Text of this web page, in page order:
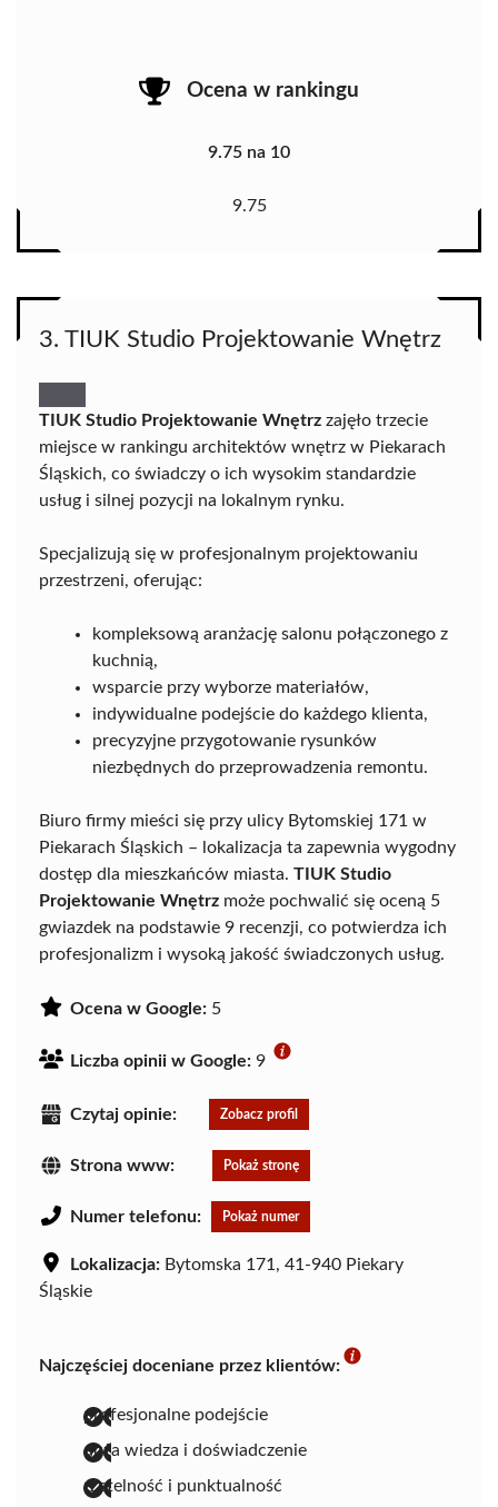
Ocena w rankingu
9.75 na 10
9.75
3. TIUK Studio Projektowanie Wnętrz
TIUK Studio Projektowanie Wnętrz zajęło trzecie
miejsce w rankingu architektów wnętrz w Piekarach
Śląskich, co świadczy o ich wysokim standardzie
usług i silnej pozycji na lokalnym rynku.
Specjalizują się w profesjonalnym projektowaniu
przestrzeni, oferując:
kompleksową aranżację salonu połączonego z
kuchnią,
wsparcie przy wyborze materiałów,
indywidualne podejście do każdego klienta,
precyzyjne przygotowanie rysunków
niezbędnych do przeprowadzenia remontu.
Biuro firmy mieści się przy ulicy Bytomskiej 171 w
Piekarach Śląskich – lokalizacja ta zapewnia wygodny
dostęp dla mieszkańców miasta. TIUK Studio
Projektowanie Wnętrz może pochwalić się oceną 5
gwiazdek na podstawie 9 recenzji, co potwierdza ich
profesjonalizm i wysoką jakość świadczonych usług.
Ocena w Google: 5
Liczba opinii w Google: 9
Czytaj opinie: Zobacz profil
Strona www: Pokaż stronę
Numer telefonu: Pokaż numer
Lokalizacja: Bytomska 171, 41-940 Piekary
Śląskie
Najczęściej doceniane przez klientów:
profesjonalne podejście
duża wiedza i doświadczenie
rzetelność i punktualność